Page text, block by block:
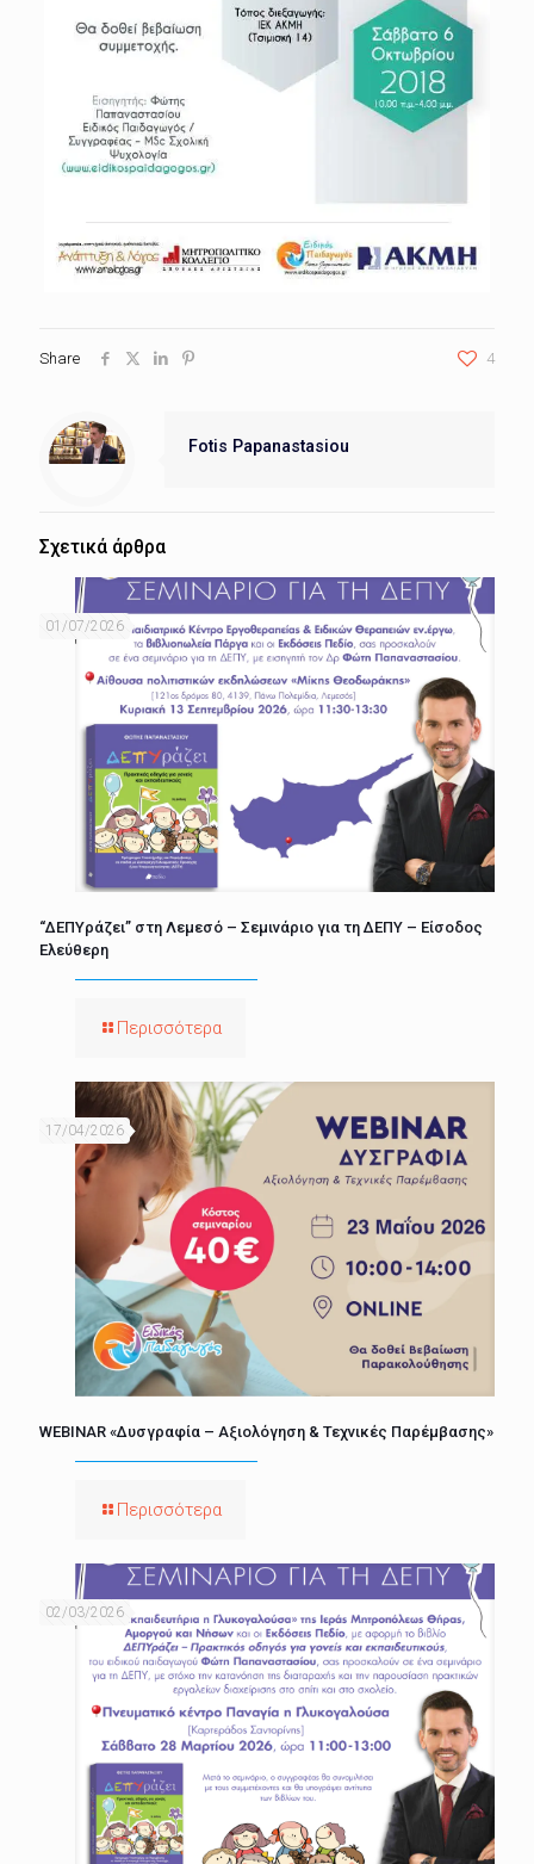
Share 4
Fotis Papanastasiou
Σχετικά άρθρα
01/07/2026
“ΔΕΠΥράζει” στη Λεμεσό – Σεμινάριο για τη ΔΕΠΥ – Είσοδος
Ελεύθερη
Περισσότερα
17/04/2026
WEBINAR «Δυσγραφία – Αξιολόγηση & Τεχνικές Παρέμβασης»
Περισσότερα
02/03/2026